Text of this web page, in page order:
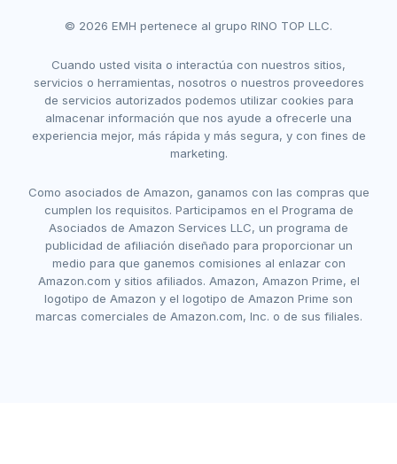
© 2026 EMH pertenece al grupo RINO TOP LLC.
Cuando usted visita o interactúa con nuestros sitios,
servicios o herramientas, nosotros o nuestros proveedores
de servicios autorizados podemos utilizar cookies para
almacenar información que nos ayude a ofrecerle una
experiencia mejor, más rápida y más segura, y con fines de
marketing.
Como asociados de Amazon, ganamos con las compras que
cumplen los requisitos. Participamos en el Programa de
Asociados de Amazon Services LLC, un programa de
publicidad de afiliación diseñado para proporcionar un
medio para que ganemos comisiones al enlazar con
Amazon.com y sitios afiliados. Amazon, Amazon Prime, el
logotipo de Amazon y el logotipo de Amazon Prime son
marcas comerciales de Amazon.com, Inc. o de sus filiales.